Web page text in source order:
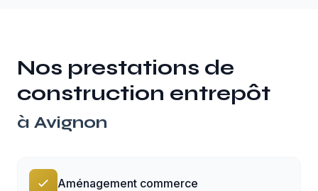
Nos prestations de
construction entrepôt
à Avignon
Aménagement commerce